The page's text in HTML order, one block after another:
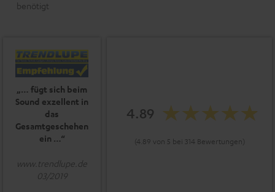
benötigt
„… fügt sich beim
Sound exzellent in
das
Gesamtgeschehen
ein …“
www.trendlupe.de
03/2019
4.89
(4.89 von 5 bei 314 Bewertungen)